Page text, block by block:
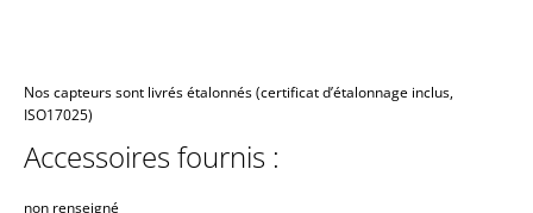
Nos capteurs sont livrés étalonnés (certificat d’étalonnage inclus,
ISO17025)
Accessoires fournis :
non renseigné